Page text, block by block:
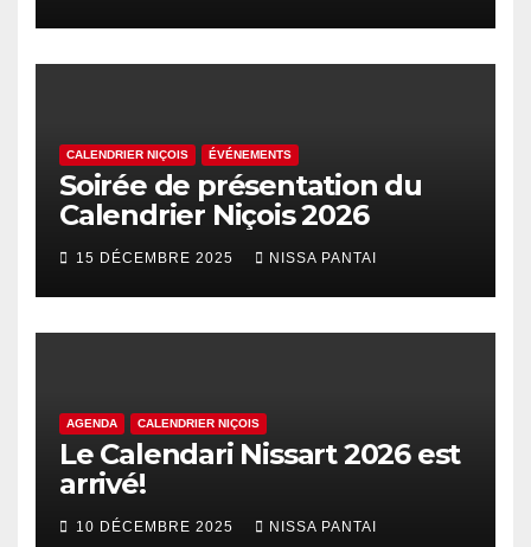
CALENDRIER NIÇOIS ÉVÉNEMENTS
Soirée de présentation du
Calendrier Niçois 2026
15 DÉCEMBRE 2025 NISSA PANTAI
AGENDA CALENDRIER NIÇOIS
Le Calendari Nissart 2026 est
arrivé!
10 DÉCEMBRE 2025 NISSA PANTAI